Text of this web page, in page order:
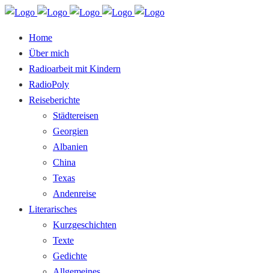
Home
Über mich
Radioarbeit mit Kindern
RadioPoly
Reiseberichte
Städtereisen
Georgien
Albanien
China
Texas
Andenreise
Literarisches
Kurzgeschichten
Texte
Gedichte